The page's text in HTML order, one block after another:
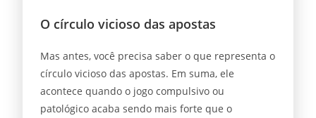
O círculo vicioso das apostas
Mas antes, você precisa saber o que representa o
círculo vicioso das apostas. Em suma, ele
acontece quando o jogo compulsivo ou
patológico acaba sendo mais forte que o